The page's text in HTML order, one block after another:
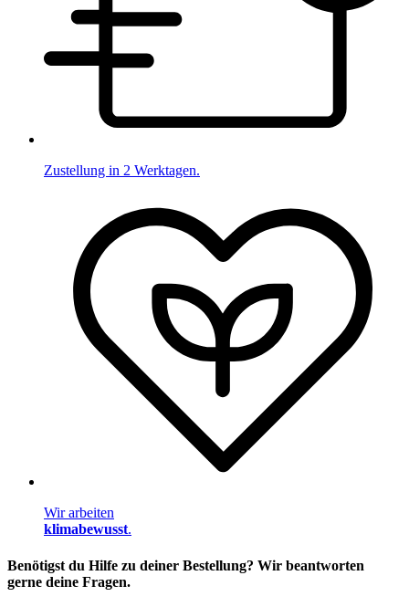
Zustellung in 2 Werktagen.
Wir arbeiten
klimabewusst.
Benötigst du Hilfe zu deiner Bestellung? Wir beantworten
gerne deine Fragen.